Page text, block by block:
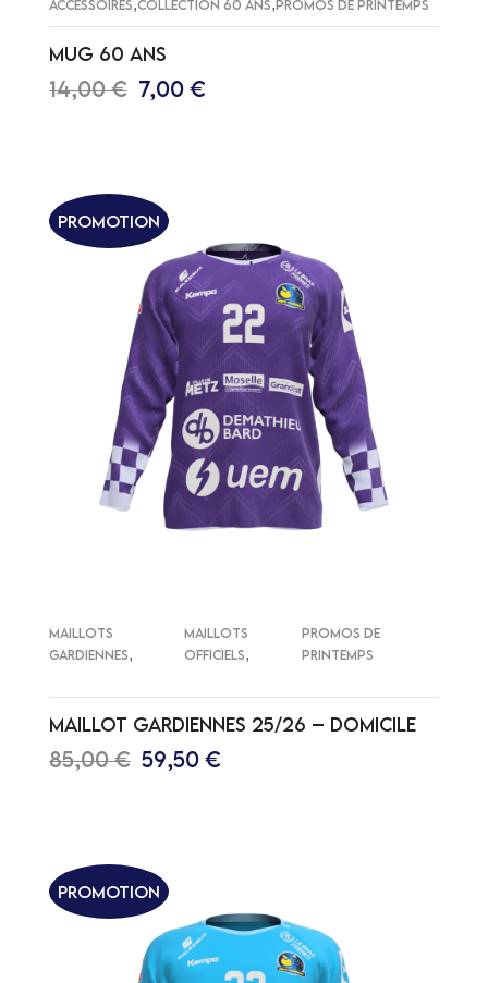
ACCESSOIRES,COLLECTION 60 ANS, PROMOS DE PRINTEMPS
MUG 60 ANS
14,00€ 7,00 €
Promotion
MAILLOTS
GARDIENNES,
MAILLOTS
OFFICIELS,
PROMOS DE
PRINTEMPS
MAILLOT GARDIENNES 25/26 – DOMICILE
85,00€ 59,50 €
Promotion